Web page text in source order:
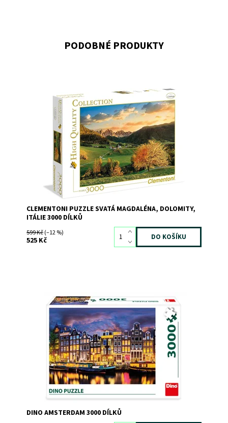
PODOBNÉ PRODUKTY
Dostupnost: Skladem3
9064
CLEMENTONI
CLEMENTONI PUZZLE SVATÁ MAGDALÉNA, DOLOMITY,
ITÁLIE 3000 DÍLKŮ
599 Kč(–12 %)
525 Kč
Dostupnost: Skladem3
8123
Značka:
DINO
DINO AMSTERDAM 3000 DÍLKŮ